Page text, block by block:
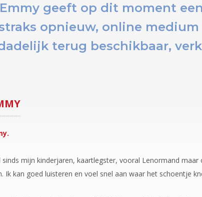
geeft op dit moment
opnieuw, online
terug beschikbaar,
sinds mijn kinderjaren, kaartlegster, vooral Lenormand
Ik kan goed luisteren en voel snel aan waar het schoentje